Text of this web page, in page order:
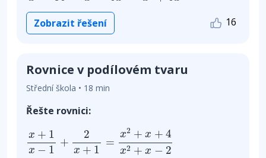
Zobrazit řešení 16
Rovnice v podílovém tvaru
Střední škola • 18 min
Řešte rovnici:
x + 1
x − 1
+
2
x + 1
=
x2 + x + 4
x2 + x − 2
1 x− + +x+ 4 x2 + −